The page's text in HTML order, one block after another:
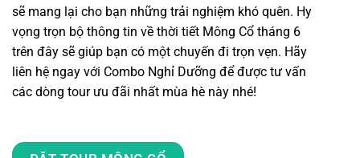
sẽ mang lại cho bạn những trải nghiệm khó quên. Hy
vọng trọn bộ thông tin về thời tiết Mông Cổ tháng 6
trên đây sẽ giúp bạn có một chuyến đi trọn vẹn. Hãy
liên hệ ngay với Combo Nghỉ Dưỡng để được tư vấn
các dòng tour ưu đãi nhất mùa hè này nhé!